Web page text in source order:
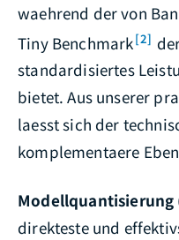
waehrend der von
Tiny Benchmark[2]
standardisiertes
bietet. Aus unserer
laesst sich der
komplementaere
direkteste und